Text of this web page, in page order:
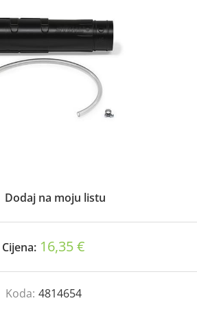
Dodaj na moju listu
Cijena: 16,35 €
Koda: 4814654